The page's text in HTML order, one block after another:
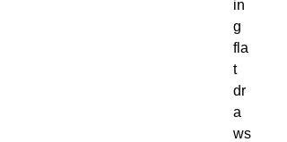
in
g
fla
t
dr
a
ws